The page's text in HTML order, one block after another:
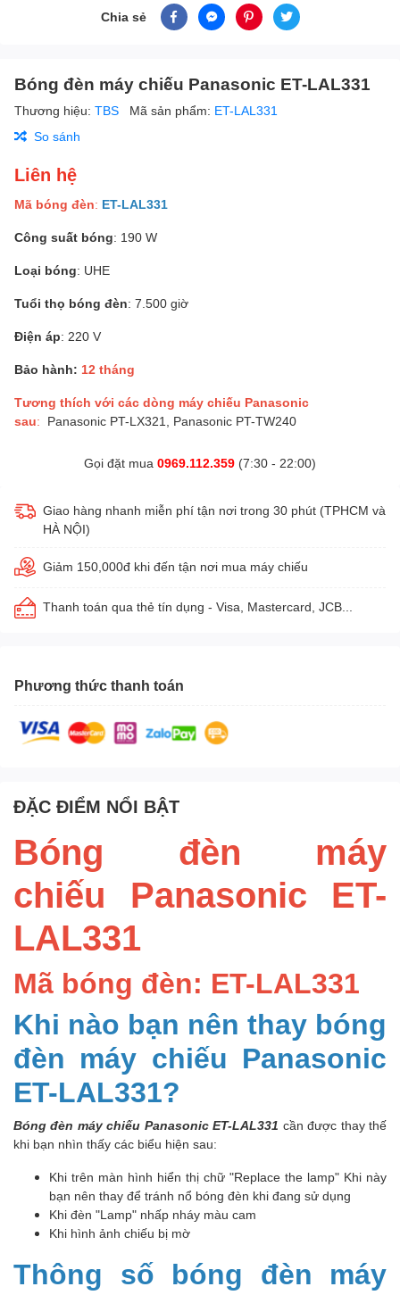
Chia sẻ
Bóng đèn máy chiếu Panasonic ET-LAL331
Thương hiệu: TBS Mã sản phẩm: ET-LAL331
So sánh
Liên hệ
Mã bóng đèn: ET-LAL331
Công suất bóng: 190 W
Loại bóng: UHE
Tuổi thọ bóng đèn: 7.500 giờ
Điện áp: 220 V
Bảo hành: 12 tháng
Tương thích với các dòng máy chiếu Panasonic
sau: Panasonic PT-LX321, Panasonic PT-TW240
Gọi đặt mua 0969.112.359 (7:30 - 22:00)
Giao hàng nhanh miễn phí tận nơi trong 30 phút (TPHCM và
HÀ NỘI)
Giảm 150,000đ khi đến tận nơi mua máy chiếu
Thanh toán qua thẻ tín dụng - Visa, Mastercard, JCB...
Phương thức thanh toán
ĐẶC ĐIỂM NỔI BẬT
Bóng đèn máy
chiếu Panasonic ET-
LAL331
Mã bóng đèn: ET-LAL331
Khi nào bạn nên thay bóng
đèn máy chiếu Panasonic
ET-LAL331?
Bóng đèn máy chiếu Panasonic ET-LAL331 cần được thay thế
khi bạn nhìn thấy các biểu hiện sau:
Khi trên màn hình hiển thị chữ "Replace the lamp" Khi này
bạn nên thay để tránh nổ bóng đèn khi đang sử dụng
Khi đèn "Lamp" nhấp nháy màu cam
Khi hình ảnh chiếu bị mờ
Thông số bóng đèn máy